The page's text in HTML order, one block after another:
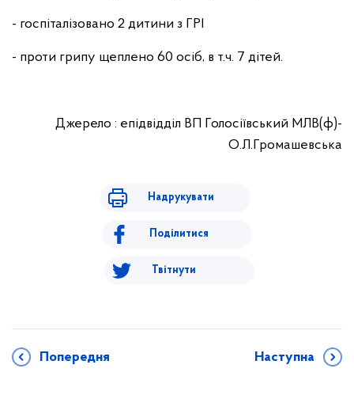
- госпіталізовано 2 дитини з ГРІ
- проти грипу щеплено 60 осіб, в т.ч. 7 дітей.
Джерело : епідвідділ ВП Голосіївський МЛВ(ф)-
О.Л.Громашевська
Надрукувати
Поділитися
Твітнути
Попередня Наступна